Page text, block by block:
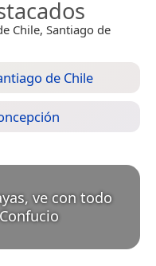
Chile, Santiago de
de Chile
ve con todo